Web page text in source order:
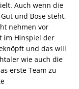
Auch wenn die
und Böse steht,
nehmen vor
im Hinspiel der
und das will
wie auch die
erste Team zu